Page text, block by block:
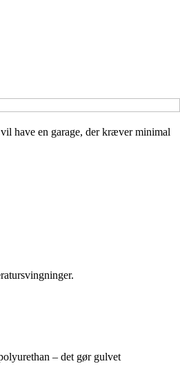
have en garage, der kræver minimal
– det gør gulvet